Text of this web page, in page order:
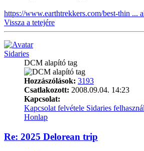
https://www.earthtrekkers.com/best-thin ...
Vissza a tetejére
Sidaries
DCM alapító tag
Hozzászólások: 3193
Csatlakozott: 2008.09.04. 14:23
Kapcsolat:
Kapcsolat felvétele Sidaries
Honlap
Re: 2025 Delorean trip